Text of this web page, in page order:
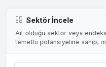
Sektör İncele
Ait olduğu sektör veya
temettü potansiyeline sahip,